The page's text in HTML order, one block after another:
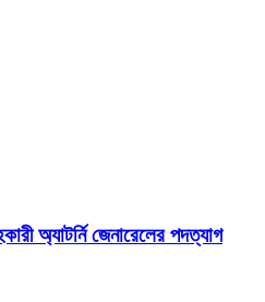
অ্যাটর্নি জেনারেলের পদত্যাগ